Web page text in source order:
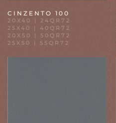
CINZENTO 100
20X40 | 24QR72
25X40 | 40QR72
20X50 | 50QR72
25X50 | 55QR72